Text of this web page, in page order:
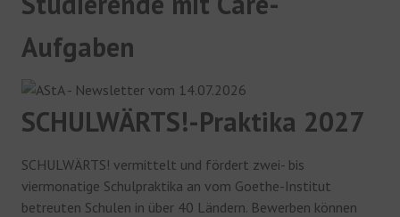
Aufgaben
SCHULWÄRTS!-Praktika 2027
SCHULWÄRTS! vermittelt und fördert zwei- bis
viermonatige Schulpraktika an vom Goethe-Institut
betreuten Schulen in über 40 Ländern. Bewerben können